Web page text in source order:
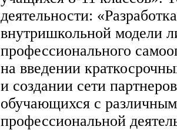
деятельности:
внутришкольной модели
профессионального
на введении
и создании сети
обучающихся с
профессиональной